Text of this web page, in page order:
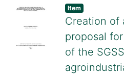
mayores
enfrentan los
falta de
procesamiento
y
la necesidad
Item
Creation of
proposal
of the